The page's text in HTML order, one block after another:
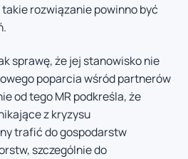
takie rozwiązanie powinno być
sprawę, że jej stanowisko nie
poparcia wśród partnerów
od tego MR podkreśla, że
z kryzysu
trafić do gospodarstw
szczególnie do